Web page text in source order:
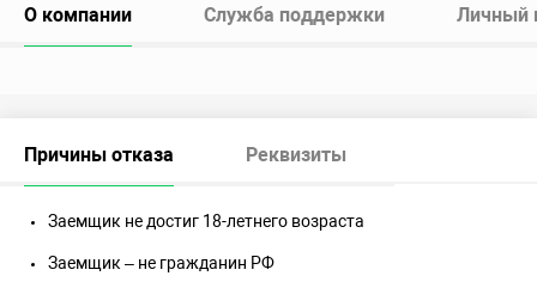
О компании Служба поддержки Личный
Причины отказа Реквизиты
Заемщик не достиг 18-летнего возраста
Заемщик – не гражданин РФ